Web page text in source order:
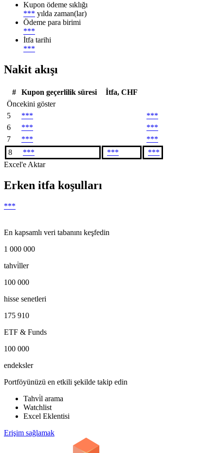
Kupon ödeme sıklığı
*** yılda zaman(lar)
Ödeme para birimi
***
İtfa tarihi
***
Nakit akışı
# Kupon geçerlilik süresi
İtfa, CHF
Öncekini göster
5
***
***
6
***
***
7
***
***
8
*** ***
***
Excel'e Aktar
Erken itfa koşulları
***
En kapsamlı veri tabanını keşfedin
1 000 000
tahvi̇ller
100 000
hisse senetleri
175 910
ETF & Funds
100 000
endeksler
Portföyünüzü en etkili şekilde takip edin
Tahvi̇l arama
Watchlist
Excel Eklentisi
Erişim sağlamak